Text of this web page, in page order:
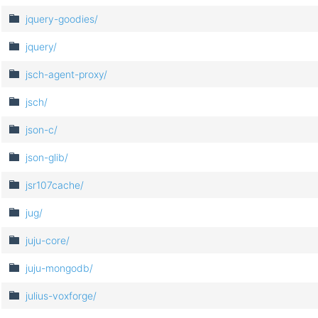
jquery-goodies/
jquery/
jsch-agent-proxy/
jsch/
json-c/
json-glib/
jsr107cache/
jug/
juju-core/
juju-mongodb/
julius-voxforge/